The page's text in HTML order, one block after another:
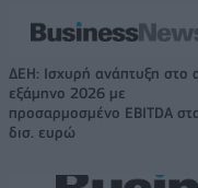
ΔΕΗ: Ισχυρή ανάπτυξη στο
εξάμηνο 2026 με
προσαρμοσμένο EBITDA
δισ. ευρώ